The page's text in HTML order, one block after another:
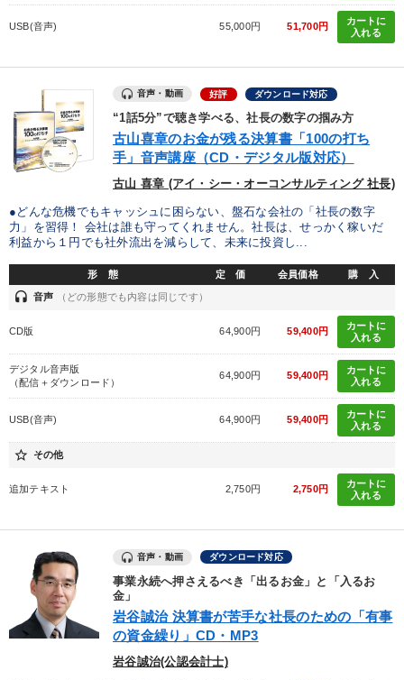
USB(音声) 55,000円 51,700円
カートに
入れる
音声・動画 好評 ダウンロード対応
“1話5分”で聴き学べる、社長の数字の掴み方
古山喜章のお金が残る決算書「100の打ち
手」音声講座（CD・デジタル版対応）
古山 喜章 (アイ・シー・オーコンサルティング 社長)
●どんな危機でもキャッシュに困らない、盤石な会社の「社長の数字
力」を習得！ 会社は誰も守ってくれません。社長は、せっかく稼いだ
利益から１円でも社外流出を減らして、未来に投資し...
形 態 定 価 会員価格 購 入
headset 音声 （どの形態でも内容は同じです）
CD版 64,900円 59,400円
カートに
入れる
デジタル音声版
（配信＋ダウンロード）
64,900円 59,400円
カートに
入れる
USB(音声) 64,900円 59,400円
カートに
入れる
star_border その他
追加テキスト 2,750円 2,750円
カートに
入れる
音声・動画 ダウンロード対応
事業永続へ押さえるべき「出るお金」と「入るお
金」
岩谷誠治 決算書が苦手な社長のための「有事
の資金繰り」CD・MP3
岩谷誠治(公認会計士)